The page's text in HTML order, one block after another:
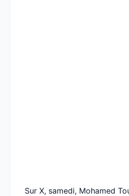
Sur X, samedi, Mohamed